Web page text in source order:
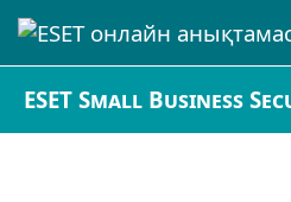
ESET Small Business